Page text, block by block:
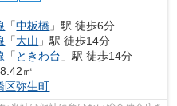
「中板橋 」駅 徒歩6分
「大山 」駅 徒歩14分
「 ときわ台 」駅 徒歩14分
㎡
区弥生町